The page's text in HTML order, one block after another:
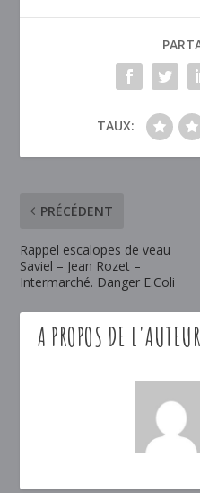
TAUX:
PRÉCÉDENT
Rappel escalopes de veau
Saviel – Jean Rozet –
Intermarché. Danger E.Coli
A PROPOS DE L'AUTEUR